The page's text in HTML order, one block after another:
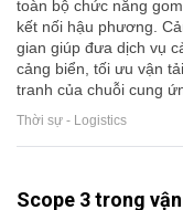
toàn bộ chức năng
kết nối hậu phương.
gian giúp đưa dịch vụ
cảng biển, tối ưu vận
tranh của chuỗi cung
Thời sự - Logistics
Scope 3 trong